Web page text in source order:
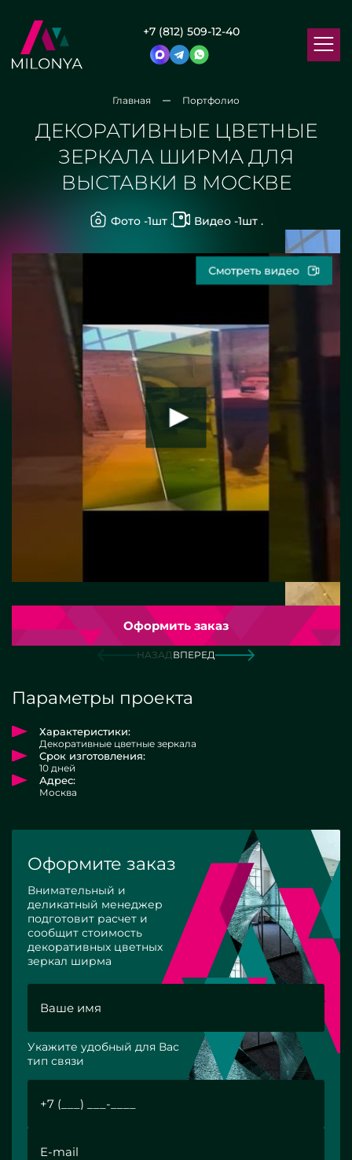
+7 (812) 509-12-40
Главная Портфолио
ДЕКОРАТИВНЫЕ ЦВЕТНЫЕ
ЗЕРКАЛА ШИРМА ДЛЯ
ВЫСТАВКИ В МОСКВЕ
Фото -1шт . Видео -1шт .
Смотреть видео
Оформить заказ
НАЗАДВПЕРЕД
Параметры проекта
Характеристики:
Декоративные цветные зеркала
Срок изготовления:
10 дней
Адрес:
Москва
Оформите заказ
Внимательный и
деликатный менеджер
подготовит расчет и
сообщит стоимость
декоративных цветных
зеркал ширма
Укажите удобный для Вас
тип связи